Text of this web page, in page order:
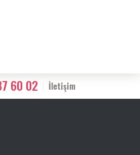
60 02 İletişim